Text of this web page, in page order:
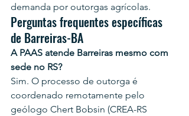
demanda por outorgas agrícolas.
Perguntas frequentes específicas
de Barreiras-BA
A PAAS atende Barreiras mesmo com
sede no RS?
Sim. O processo de outorga é
coordenado remotamente pelo
geólogo Chert Bobsin (CREA-RS